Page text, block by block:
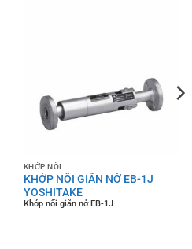
KHỚP NỐI
KHỚP NỐI GIÃN NỞ EB-1J
YOSHITAKE
Khớp nối giãn nở EB-1J